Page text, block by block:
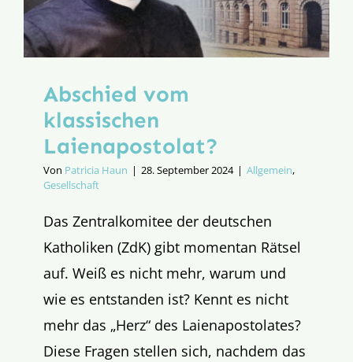
Abschied vom
klassischen
Laienapostolat?
Von Patricia Haun | 28. September 2024 | Allgemein,
Gesellschaft
Das Zentralkomitee der deutschen
Katholiken (ZdK) gibt momentan Rätsel
auf. Weiß es nicht mehr, warum und
wie es entstanden ist? Kennt es nicht
mehr das „Herz“ des Laienapostolates?
Diese Fragen stellen sich, nachdem das